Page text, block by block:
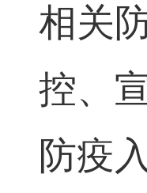
相关
控、
防疫